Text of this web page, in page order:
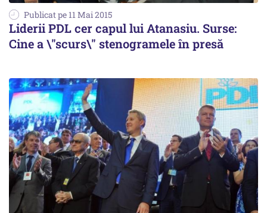
Publicat pe 11 Mai 2015
Liderii PDL cer capul lui Atanasiu. Surse:
Cine a \"scurs\" stenogramele în presă